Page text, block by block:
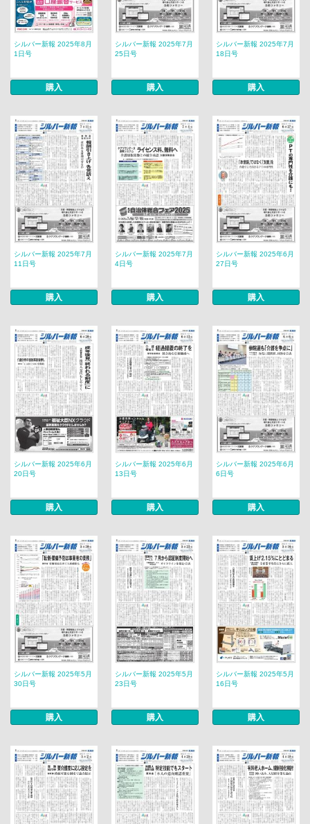
シルバー新報 2025年8月
1日号
購入
シルバー新報 2025年7月
25日号
購入
シルバー新報 2025年7月
18日号
購入
シルバー新報 2025年7月
11日号
購入
シルバー新報 2025年7月
4日号
購入
シルバー新報 2025年6月
27日号
購入
シルバー新報 2025年6月
20日号
購入
シルバー新報 2025年6月
13日号
購入
シルバー新報 2025年6月
6日号
購入
シルバー新報 2025年5月
30日号
購入
シルバー新報 2025年5月
23日号
購入
シルバー新報 2025年5月
16日号
購入